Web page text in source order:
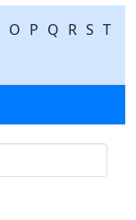
O P Q R S T